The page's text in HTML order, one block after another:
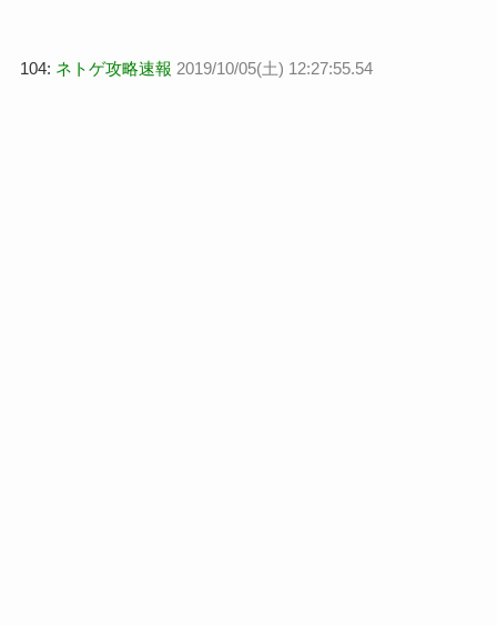
104: ネトゲ攻略速報 2019/10/05(土) 12:27:55.54